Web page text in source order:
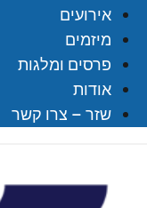
אירועים
מיזמים
פרסים ומלגות
אודות
שזר – צרו קשר